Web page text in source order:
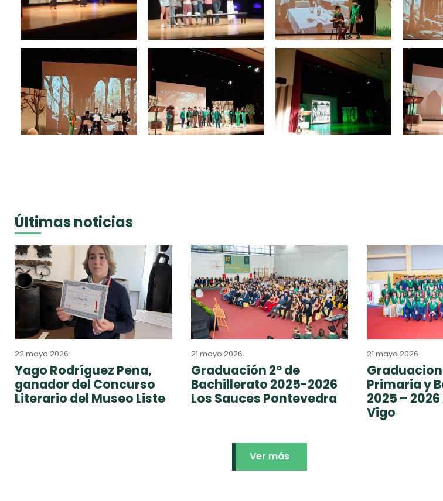
Últimas noticias
22 mayo 2026
Yago Rodríguez Pena,
ganador del Concurso
Literario del Museo Liste
21 mayo 2026
Graduación 2º de
Bachillerato 2025-2026
Los Sauces Pontevedra
21 mayo 2026
Primaria y
2025 –
Vigo
Ver más